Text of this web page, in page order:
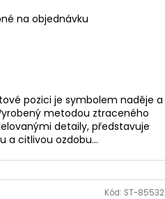
na objednávku
pozici je symbolem naděje a
metodou ztraceného
detaily, představuje
a citlivou ozdobu...
Kód: ST-85532